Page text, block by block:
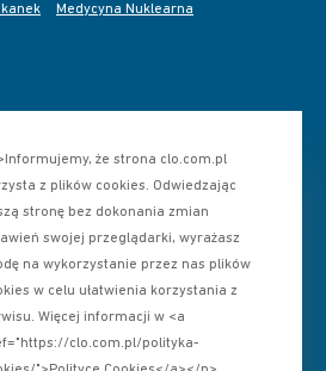
Medycyna Nuklearna
dostępności
że strona clo.com.pl
z plików cookies. Odwiedzając
stronę bez dokonania zmian
swojej przeglądarki, wyrażasz
na wykorzystanie przez nas plików
w celu ułatwienia korzystania z
Więcej informacji w <a
clo.com.pl/polityka-